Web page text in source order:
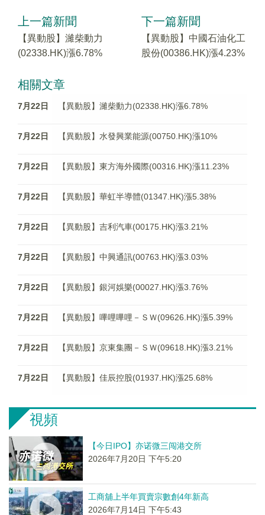
上一篇新聞
【異動股】濰柴動力
(02338.HK)漲6.78%
下一篇新聞
【異動股】中國石油化工
股份(00386.HK)漲4.23%
相關文章
7月22日 【異動股】濰柴動力(02338.HK)漲6.78%
7月22日 【異動股】水發興業能源(00750.HK)漲10%
7月22日 【異動股】東方海外國際(00316.HK)漲11.23%
7月22日 【異動股】華虹半導體(01347.HK)漲5.38%
7月22日 【異動股】吉利汽車(00175.HK)漲3.21%
7月22日 【異動股】中興通訊(00763.HK)漲3.03%
7月22日 【異動股】銀河娛樂(00027.HK)漲3.76%
7月22日 【異動股】嗶哩嗶哩－ＳＷ(09626.HK)漲5.39%
7月22日 【異動股】京東集團－ＳＷ(09618.HK)漲3.21%
7月22日 【異動股】佳辰控股(01937.HK)漲25.68%
視頻
【今日IPO】亦诺微三闯港交所
2026年7月20日 下午5:20
工商舖上半年買賣宗數創4年新高
2026年7月14日 下午5:43